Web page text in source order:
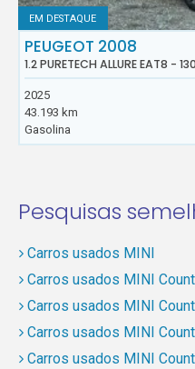
EM DESTAQUE
PEUGEOT 2008
1.2 PURETECH ALLURE EAT8 -
2025
43.193 km
Gasolina
Pesquisas
Carros usados MINI
Carros usados MINI
Carros usados MINI
Carros usados MINI
Carros usados MINI